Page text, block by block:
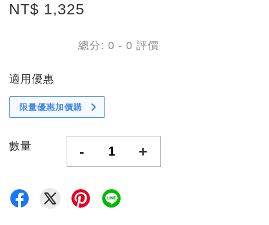
NT$ 1,325
總分: 0 - 0 評價
適用優惠
限量優惠加價購
數量 - +